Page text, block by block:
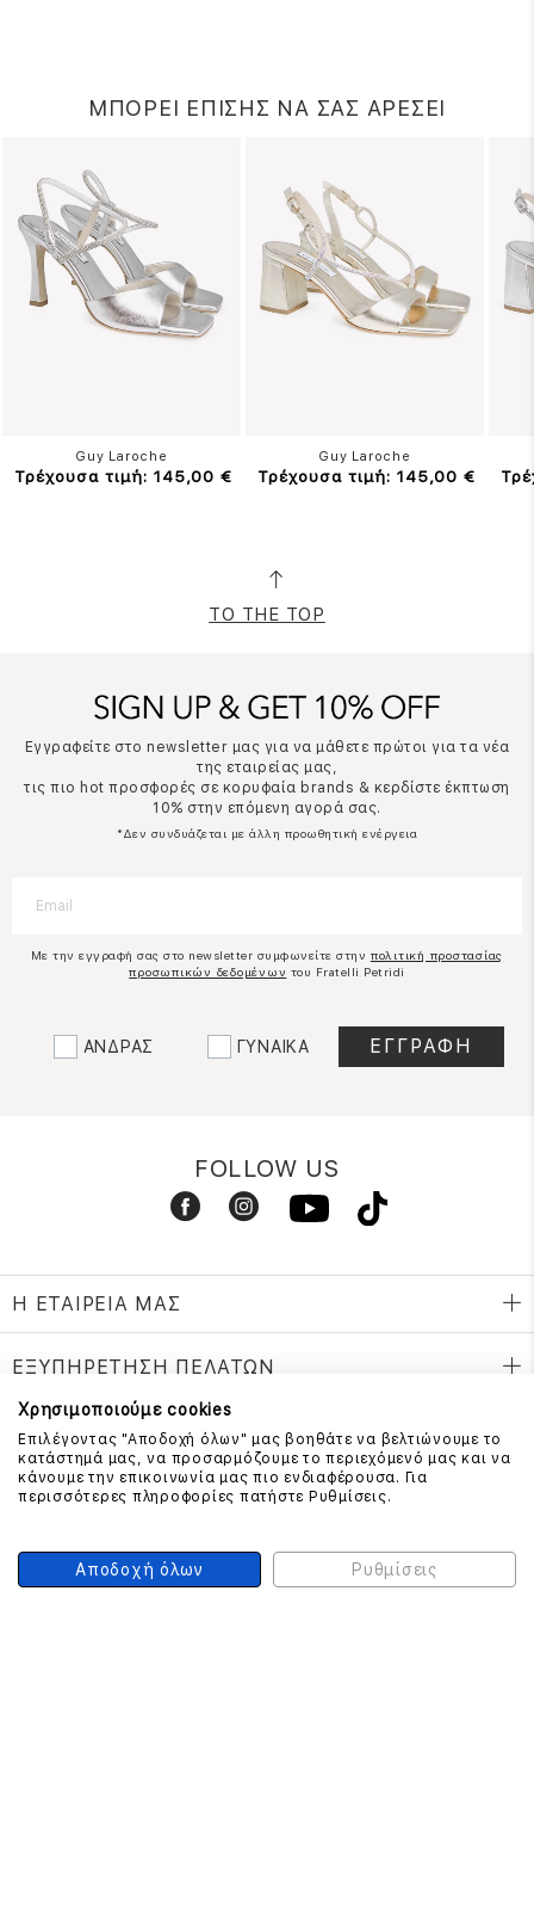
ΜΠΟΡΕΙ ΕΠΙΣΗΣ ΝΑ ΣΑΣ ΑΡΕΣΕΙ
Guy Laroche
Τρέχουσα τιμή: 145,00 €
Guy Laroche
Τρέχουσα τιμή: 145,00 €
TO THE TOP
Εγγραφείτε στο newsletter μας για να μάθετε πρώτοι για τα νέα
της εταιρείας μας,
τις πιο hot προσφορές σε κορυφαία brands & κερδίστε έκπτωση
10% στην επόμενη αγορά σας.
*Δεν συνδυάζεται με άλλη προωθητική ενέργεια
Με την εγγραφή σας στο newsletter συμφωνείτε στην πολιτική προστασίας
προσωπικών δεδομένων του Fratelli Petridi
ΑΝΔΡΑΣ ΓΥΝΑΙΚΑ
FOLLOW US
Η ΕΤΑΙΡΕΙΑ ΜΑΣ
ΕΞΥΠΗΡΕΤΗΣΗ ΠΕΛΑΤΩΝ
ΕΠΙΚΟΙΝΩΝΗΣΤΕ ΜΑΖΙ ΜΑΣ
210 999 4510
Χρησιμοποιούμε cookies
Επιλέγοντας "Αποδοχή όλων" μας βοηθάτε να βελτιώνουμε το
κατάστημά μας, να προσαρμόζουμε το περιεχόμενό μας και να
κάνουμε την επικοινωνία μας πιο ενδιαφέρουσα. Για
περισσότερες πληροφορίες πατήστε Ρυθμίσεις.
Αποδοχή όλων Ρυθμίσεις